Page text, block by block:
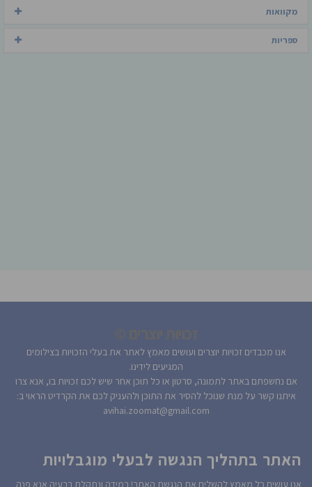
מקוואות
ספריות
אנו מכבדים זכויות יוצרים ועושים מאמץ לאתר את בעלי הזכויות בצילומים
המגיעים לידינו.
אם נחשפתם באתר לתמונה, סרטון או כל תוכן אחר שיש לכם זכויות בו, אנא צרו
איתנו קשר על מנת שנוכל להסיר את התוכן ולהעניק לכם את הקרדיט הראוי ב:
avihai.zoomat@gmail.com
האתר בתהליך הנגשה לבעלי מוגבלויות
אנו עושים כל מאמץ להשלים את הנגשת האתר! במידה ונתקלת בבעיה אנא פנה